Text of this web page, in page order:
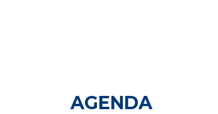
AGENDA